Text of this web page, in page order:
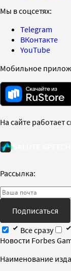
Мы в соцсетях:
Telegram
ВКонтакте
YouTube
Мобильное
На сайте работает
Рассылка:
Подписаться
Все сразу
Новости Forbes
Наименование